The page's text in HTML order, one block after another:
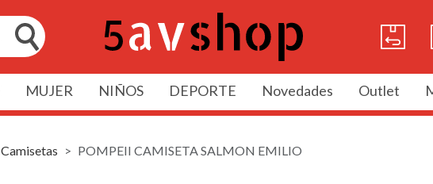
MUJER NIÑOS DEPORTE Novedades Outlet
Camisetas POMPEII CAMISETA SALMON EMILIO